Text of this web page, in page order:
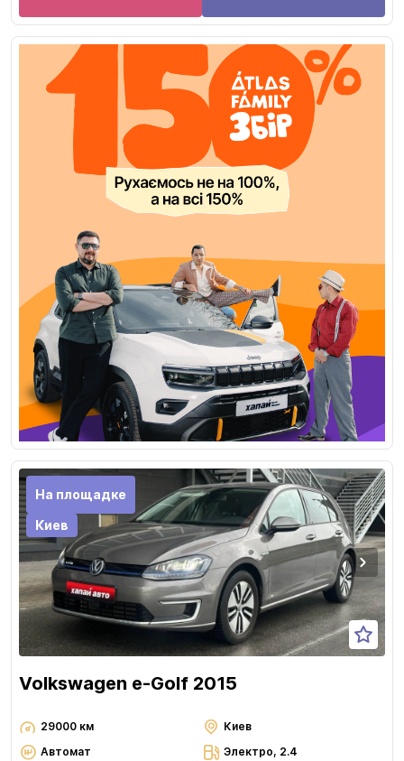
На площадке
Киев
Volkswagen e-Golf 2015
29000 км
Киев
Автомат
Электро, 2.4